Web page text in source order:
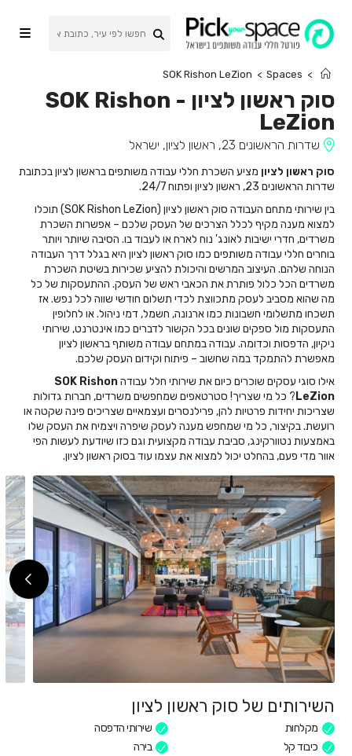
content
>
Spaces
>
SOK Rishon LeZion
סוק ראשון לציון -
SOK Rishon
LeZion
שדרות הראשונים 23, ראשון לציון, ישראל
סוק ראשון לציון מציע השכרת חללי עבודה משותפים בראשון לציון בכתובת
שדרות הראשונים 23, ראשון לציון ופתוח 24/7.
בין שירותי מתחם העבודה סוק ראשון לציון (SOK Rishon LeZion) תוכלו
למצוא מענה מקיף לכלל הצרכים של העסק שלכם – אפשרות השכרת
משרדים, חדרי ישיבות לאונג' נוח לארח או לעבוד בו. הסיבה שיותר ויותר
בוחרים חללי עבודה משותפים כמו סוק ראשון לציון היא בגלל דרך העבודה
הנוחה שלהם. העיצוב המרשים והיכולת להציע שכירות בשיטת השכרת
משרדים הכל כלול פותרת את הכאבי ראש של העסק. ההתעסקות של כל
מה שהוא מסביב לעסק מתכווצת לכדי תשלום חודשי שווה לכל נפש. אז
תשכחו מתשלומי חשבונות כמו ארנונה, חשמל, דמי ניהול. או לחלופין
התעסקות מול ספקים שונים בכל הקשור לדברים כמו אינטרנט, שירותי
ניקיון, הדפסות וכדומה. עבודה במתחם עבודה משותף בראשון לציון
מאפשרת להתמקד במה שחשוב – פיתוח וקידום העסק שלכם.
אילו סוגי עסקים שוכרים כיום את שירותי חלל עבודהSOK Rishon
LeZion ? כל מי שצריך! סטרטאפים שמחפשים משרדים, חברות גדולות
שצריכות יחידות פרטיות להן, פרילנסרים ועצמאיים שצריכים פינה שקטה או
רועשת. בקיצור, כל מי שמחפש מענה לעסק שיפרה ויצמיח את העסק שלו
באמצעות נטוורקינג, סביבת עבודה מקצועית וגם כזו שיודעת לעשות הפי
אוור מדי פעם, בהחלט יכול למצוא את עצמו עוד בסוק ראשון לציון.
השירותים של סוק ראשון לציון
מקלחות
שירותי הדפסה
כיבוד קל
בירה